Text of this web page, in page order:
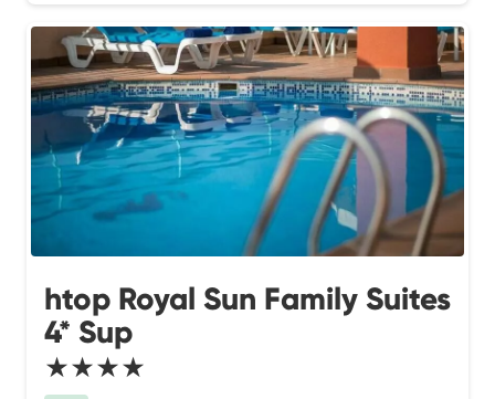
htop Royal Sun Family Suites
4* Sup
★★★★